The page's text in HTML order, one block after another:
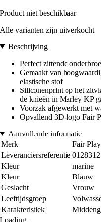
Product niet beschikbaar
Alle varianten zijn uitverkocht
Beschrijving
Perfect zittende
Gemaakt van
elastische stof
Siliconenprint op het
de knieën in Marley KP
Voorzak afgewerkt met
Opvallend 3D-logo Fair
Aanvullende informatie
Merk
Fair Play
Leveranciersreferentie
Kleur
marine
Kleur
Blauw
Geslacht
Vrouw
Leeftijdsgroep
Karakteristiek
Loading...